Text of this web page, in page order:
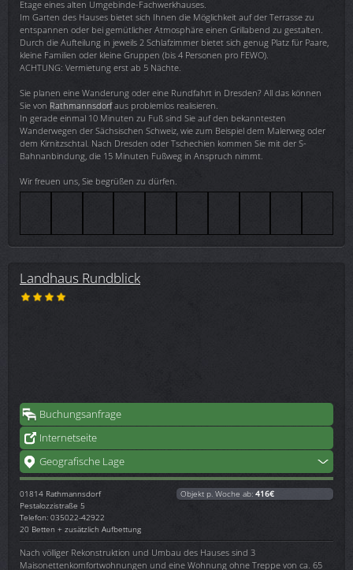
Etage eines alten Umgebinde-Fachwerkhauses.
Im Garten des Hauses bietet sich Ihnen die Möglichkeit auf der Terrasse zu
entspannen oder bei gemütlicher Atmosphäre einen Grillabend zu gestalten.
Durch die Aufteilung in jeweils 2 Schlafzimmer bietet sich genug Platz für Paare,
kleine Familien oder kleine Gruppen (bis 4 Personen pro FEWO).
ACHTUNG: Vermietung erst ab 5 Nächte.
Sie planen eine Wanderung oder eine Rundfahrt in Dresden? All das können
Sie von Rathmannsdorfaus problemlos realisieren.
In gerade einmal 10 Minuten zu Fuß sind Sie auf den bekanntesten
Wanderwegen der Sächsischen Schweiz, wie zum Beispiel dem Malerweg oder
dem Kirnitzschtal. Nach Dresden oder Tschechien kommen Sie mit der S-
Bahnanbindung, die 15 Minuten Fußweg in Anspruch nimmt.
Wir freuen uns, Sie begrüßen zu dürfen.
Landhaus Rundblick
Buchungsanfrage
Internetseite
Geografische Lage
01814 Rathmannsdorf
Pestalozzistraße 5
Telefon: 035022-42922
20 Betten + zusätzlich Aufbettung
Objekt p. Woche ab: 416€
Nach völliger Rekonstruktion und Umbau des Hauses sind 3
Maisonettenkomfortwohnungen und eine Wohnung ohne Treppe von ca. 65